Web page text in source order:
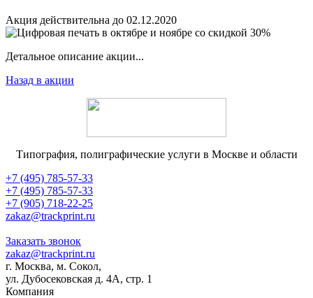
Акция действительна до 02.12.2020
Детальное описание акции...
Назад в акции
Типография, полиграфические услуги в Москве и области
+7 (495) 785-57-33
+7 (495) 785-57-33
+7 (905) 718-22-25
zakaz@trackprint.ru
Заказать звонок
zakaz@trackprint.ru
г. Москва, м. Сокол,
ул. Дубосековская д. 4А, стр. 1
Компания